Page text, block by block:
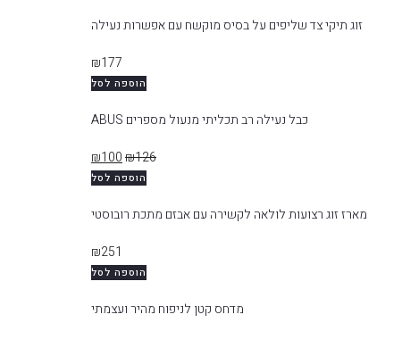
זוג תיקי צד שליפים על בסיס מוקשח עם אפשרות נעילה
הוספה לסל
כבל נעילה רב תכליתי מנעול מספרים ABUS
₪177
הוספה לסל
מארז זוג רצועות לולאה לקשירה עם אבזם מתכת רובוסטי
₪126
₪100
הוספה לסל
מדחס קטן לניפוח מהיר ועצמתי
₪251